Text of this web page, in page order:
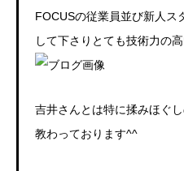
FOCUSの従業員並び新人ス
して下さりとても技術力の高
吉井さんとは特に揉みほぐ
教わっております^^